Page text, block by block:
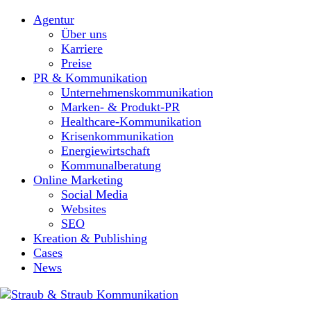
Agentur
Über uns
Karriere
Preise
PR & Kommunikation
Unternehmenskommunikation
Marken- & Produkt-PR
Healthcare-Kommunikation
Krisenkommunikation
Energiewirtschaft
Kommunalberatung
Online Marketing
Social Media
Websites
SEO
Kreation & Publishing
Cases
News